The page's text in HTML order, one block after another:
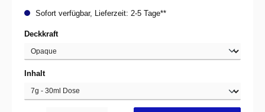
Sofort verfügbar, Lieferzeit: 2-5 Tage**
Deckkraftauswählen
Inhaltauswählen